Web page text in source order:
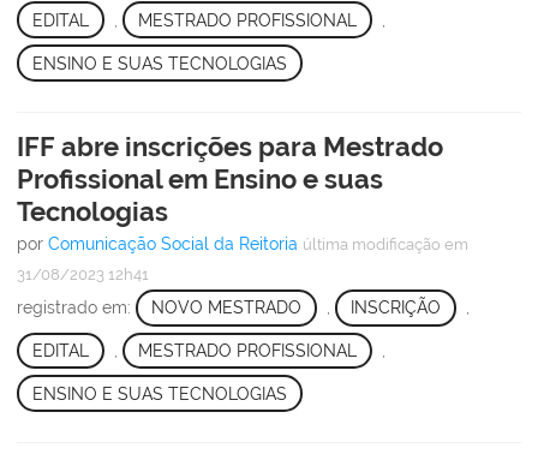
EDITAL MESTRADO PROFISSIONAL
ENSINO E SUAS TECNOLOGIAS
IFF abre inscrições para Mestrado
Profissional em Ensino e suas
Tecnologias
por Comunicação Social da Reitoria última modificação em
31/08/2023 12h41
registrado em: NOVO MESTRADO , INSCRIÇÃO ,
EDITAL MESTRADO PROFISSIONAL
ENSINO E SUAS TECNOLOGIAS